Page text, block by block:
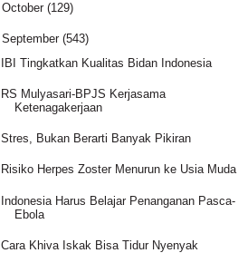
October (129)
September (543)
IBI Tingkatkan Kualitas Bidan Indonesia
RS Mulyasari-BPJS Kerjasama
Ketenagakerjaan
Stres, Bukan Berarti Banyak Pikiran
Risiko Herpes Zoster Menurun ke Usia Muda
Indonesia Harus Belajar Penanganan Pasca-
Ebola
Cara Khiva Iskak Bisa Tidur Nyenyak